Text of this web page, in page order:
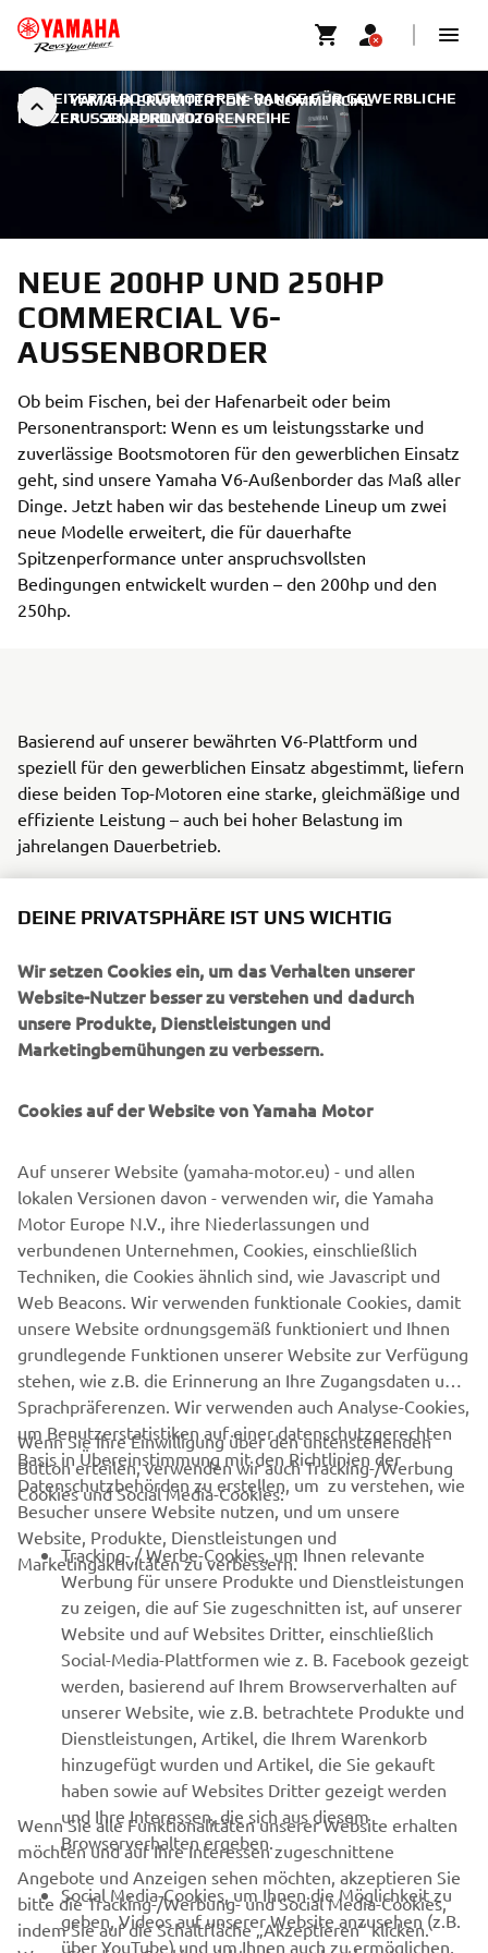
YAMAHA ERWEITERT DIE V6 COMMERCIAL
AUSSENBORDMOTORENREIHE
ERWEITERTE BOOTSMOTOREN-RANGE FÜR GEWERBLICHE
NUTZER | 28. APRIL 2026
NEUE 200HP UND 250HP
COMMERCIAL V6-
AUSSENBORDER
Ob beim Fischen, bei der Hafenarbeit oder beim
Personentransport: Wenn es um leistungsstarke und
zuverlässige Bootsmotoren für den gewerblichen Einsatz
geht, sind unsere Yamaha V6-Außenborder das Maß aller
Dinge. Jetzt haben wir das bestehende Lineup um zwei
neue Modelle erweitert, die für dauerhafte
Spitzenperformance unter anspruchsvollsten
Bedingungen entwickelt wurden – den 200hp und den
250hp.
Basierend auf unserer bewährten V6-Plattform und
speziell für den gewerblichen Einsatz abgestimmt, liefern
diese beiden Top-Motoren eine starke, gleichmäßige und
effiziente Leistung – auch bei hoher Belastung im
jahrelangen Dauerbetrieb.
neuen V6 200hp und V6 250hp Modelle serienmäßig mit
sanfte und präzise Gas- und Schaltreaktion ermöglicht und
die Arbeit weniger ermüdend macht. Und die
Kompatibilität mit den digitalen Yamaha Systemen
einschließlich Helm Master® EX ermöglicht flexible
Langlebigkeit, Korrosionsbeständigkeit und
Wartungsfreundlichkeit aus, sodass die Boote länger im
Einsatz bleiben und Ausfallzeiten minimiert werden.
COMMERCIAL V6-RANGE ENTDECKEN
UNTERNEHMEN
B2B
MEHR VON YAMAHA
SUPPORT
NEWSLETTER
Erfahre als Erster von den neuesten Angeboten,
Sonderveranstaltungen, Neuerscheinungen und vielem mehr.
ABONNIEREN
DEINE PRIVATSPHÄRE IST UNS WICHTIG
Wir setzen Cookies ein, um das Verhalten unserer
Website-Nutzer besser zu verstehen und dadurch
unsere Produkte, Dienstleistungen und
Marketingbemühungen zu verbessern.
Cookies auf der Website von Yamaha Motor
Auf unserer Website (yamaha-motor.eu) - und allen
lokalen Versionen davon - verwenden wir, die Yamaha
Motor Europe N.V., ihre Niederlassungen und
verbundenen Unternehmen, Cookies, einschließlich
Techniken, die Cookies ähnlich sind, wie Javascript und
Web Beacons. Wir verwenden funktionale Cookies, damit
unsere Website ordnungsgemäß funktioniert und Ihnen
grundlegende Funktionen unserer Website zur Verfügung
stehen, wie z.B. die Erinnerung an Ihre Zugangsdaten und
Sprachpräferenzen. Wir verwenden auch Analyse-Cookies,
um Benutzerstatistiken auf einer datenschutzgerechten
Basis in Übereinstimmung mit den Richtlinien der
Datenschutzbehörden zu erstellen, um zu verstehen, wie
Besucher unsere Website nutzen, und um unsere
Website, Produkte, Dienstleistungen und
Marketingaktivitäten zu verbessern.
Wenn Sie Ihre Einwilligung über den untenstehenden
Button erteilen, verwenden wir auch Tracking-/Werbung
Cookies und Social Media-Cookies:
Tracking- / Werbe-Cookies, um Ihnen relevante
Werbung für unsere Produkte und Dienstleistungen
zu zeigen, die auf Sie zugeschnitten ist, auf unserer
Website und auf Websites Dritter, einschließlich
Social-Media-Plattformen wie z. B. Facebook gezeigt
werden, basierend auf Ihrem Browserverhalten auf
unserer Website, wie z.B. betrachtete Produkte und
Dienstleistungen, Artikel, die Ihrem Warenkorb
hinzugefügt wurden und Artikel, die Sie gekauft
haben sowie auf Websites Dritter gezeigt werden
und Ihre Interessen, die sich aus diesem
Browserverhalten ergeben.
Social Media-Cookies, um Ihnen die Möglichkeit zu
geben, Videos auf unserer Website anzusehen (z.B.
über YouTube) und um Ihnen auch zu ermöglichen,
Wenn Sie alle Funktionalitäten unserer Website erhalten
möchten und auf Ihre Interessen zugeschnittene
Angebote und Anzeigen sehen möchten, akzeptieren Sie
bitte die Tracking-/Werbung- und Social Media-Cookies,
indem Sie auf die Schaltfläche „Akzeptieren“ klicken.